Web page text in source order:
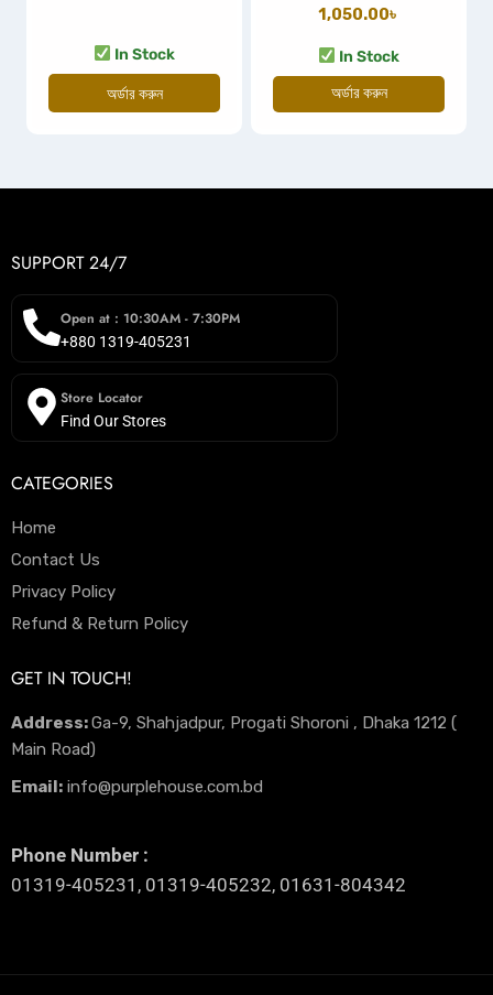
In Stock
অর্ডার করুন
1,050.00৳
In Stock
অর্ডার করুন
SUPPORT 24/7
Open at : 10:30AM - 7:30PM
+880 1319-405231
Store Locator
Find Our Stores
CATEGORIES
Home
Contact Us
Privacy Policy
Refund & Return Policy
GET IN TOUCH!
Address:Ga-9, Shahjadpur, Progati Shoroni , Dhaka 1212 (
Main Road)
Email: info@purplehouse.com.bd
Phone Number :
01319-405231, 01319-405232, 01631-804342